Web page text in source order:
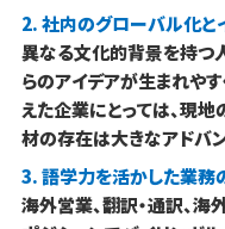
2. 社内のグローバル化と
異なる文化的背景を持つ
らのアイデアが生まれや
えた企業にとっては、現
材の存在は大きなアドバ
3. 語学力を活かした業務
海外営業、翻訳・通訳、